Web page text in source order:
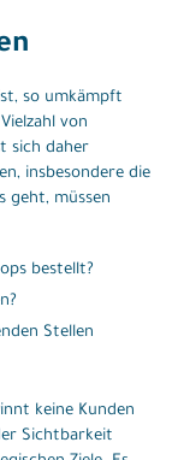
so umkämpft
von
sich daher
insbesondere die
geht, müssen
bestellt?
Stellen
keine Kunden
Sichtbarkeit